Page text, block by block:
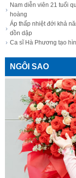
Nam diễn viên 21 tuổi
hoàng
Áp thấp nhiệt đới khả
dồn dập
Ca sĩ Hà Phương tạo
NGÔI SAO